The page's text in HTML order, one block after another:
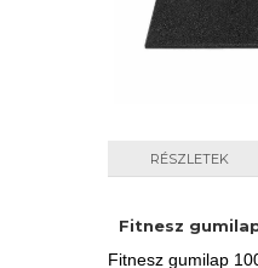
RÉSZLETEK
Fitnesz
Fitnesz gumilap